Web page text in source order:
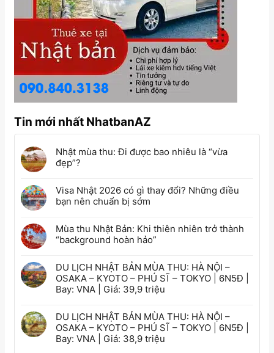
Tin mới nhất NhatbanAZ
Nhật mùa thu: Đi được bao nhiêu là “vừa
đẹp”?
Visa Nhật 2026 có gì thay đổi? Những điều
bạn nên chuẩn bị sớm
Mùa thu Nhật Bản: Khi thiên nhiên trở thành
“background hoàn hảo”
DU LỊCH NHẬT BẢN MÙA THU: HÀ NỘI –
OSAKA – KYOTO – PHÚ SĨ – TOKYO | 6N5Đ |
Bay: VNA | Giá: 39,9 triệu
DU LỊCH NHẬT BẢN MÙA THU: HÀ NỘI –
OSAKA – KYOTO – PHÚ SĨ – TOKYO | 6N5Đ |
Bay: VNA | Giá: 38,9 triệu